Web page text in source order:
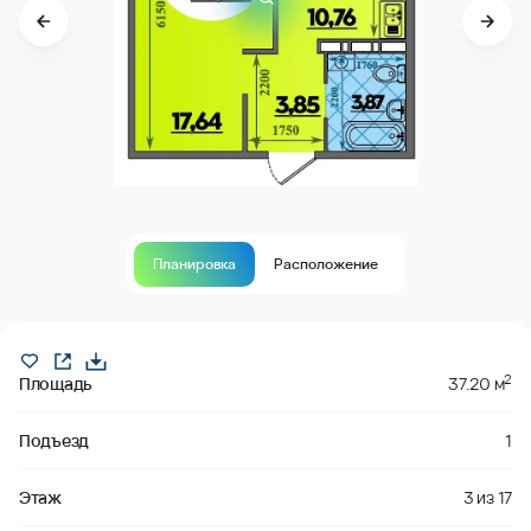
Планировка Расположение
Площадь 37.20 м2
Подъезд 1
Этаж 3 из17